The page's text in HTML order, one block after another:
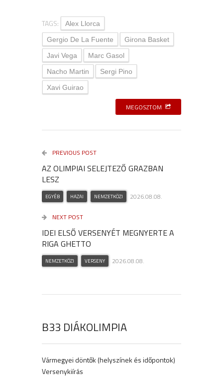
TAGS:
Alex Llorca
Gergio De La Fuente
Girona Basket
Javi Vega
Marc Gasol
Nacho Martin
Sergi Pino
Xavi Guirao
MEGOSZTOM
PREVIOUS POST
AZ OLIMPIAI SELEJTEZŐ GRAZBAN
LESZ
EGYÉB HAZAI NEMZETKÖZI 2026.08.08.
NEXT POST
IDEI ELSŐ VERSENYÉT MEGNYERTE A
RIGA GHETTO
NEMZETKÖZI VERSENY 2026.08.08.
B33 DIÁKOLIMPIA
Vármegyei döntők (helyszínek és időpontok)
Versenykiírás